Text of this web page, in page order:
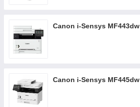
Canon i-Sensys MF443dw
Canon i-Sensys MF445dw